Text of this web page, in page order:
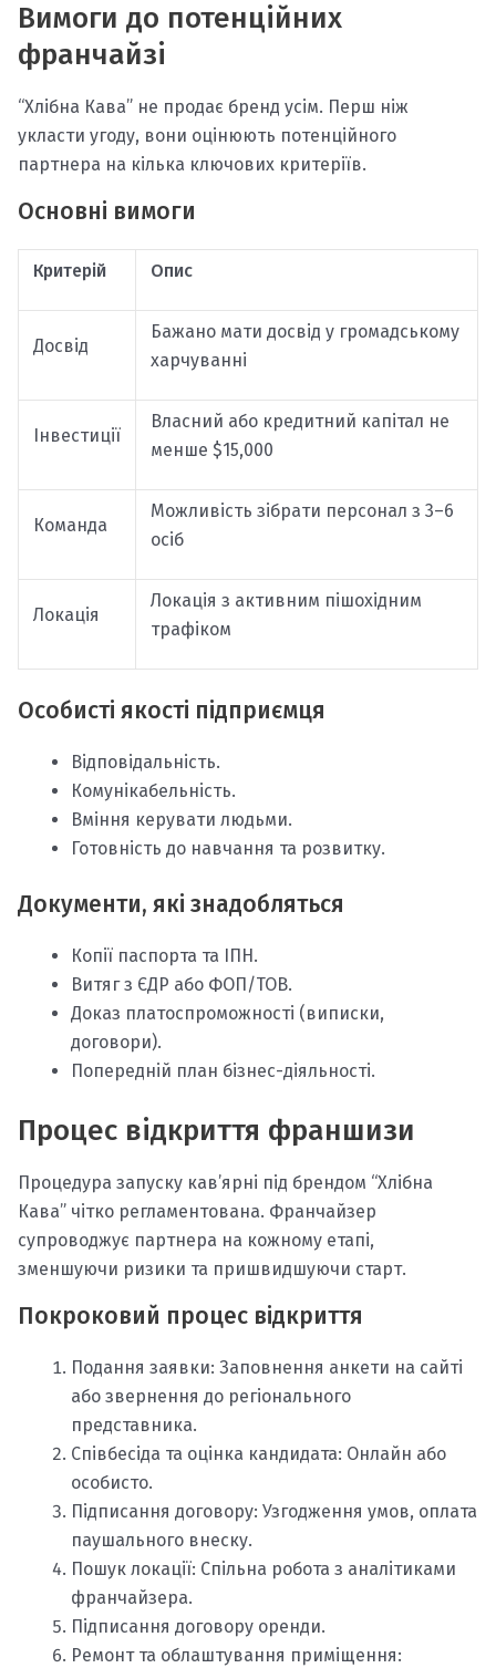
Вимоги до потенційних
франчайзі
“Хлібна Кава” не продає бренд усім. Перш ніж
укласти угоду, вони оцінюють потенційного
партнера на кілька ключових критеріїв.
Основні вимоги
Критерій Опис
Досвід
Бажано мати досвід у громадському
харчуванні
Інвестиції
Власний або кредитний капітал не
менше $15,000
Команда
Можливість зібрати персонал з 3–6
осіб
Локація
Локація з активним пішохідним
трафіком
Особисті якості підприємця
Відповідальність.
Комунікабельність.
Вміння керувати людьми.
Готовність до навчання та розвитку.
Документи, які знадобляться
Копії паспорта та ІПН.
Витяг з ЄДР або ФОП/ТОВ.
Доказ платоспроможності (виписки,
договори).
Попередній план бізнес-діяльності.
Процес відкриття франшизи
Процедура запуску кав’ярні під брендом “Хлібна
Кава” чітко регламентована. Франчайзер
супроводжує партнера на кожному етапі,
зменшуючи ризики та пришвидшуючи старт.
Покроковий процес відкриття
Подання заявки: Заповнення анкети на сайті
або звернення до регіонального
представника.
Співбесіда та оцінка кандидата: Онлайн або
особисто.
Підписання договору: Узгодження умов, оплата
паушального внеску.
Пошук локації: Спільна робота з аналітиками
франчайзера.
Підписання договору оренди.
Ремонт та облаштування приміщення: